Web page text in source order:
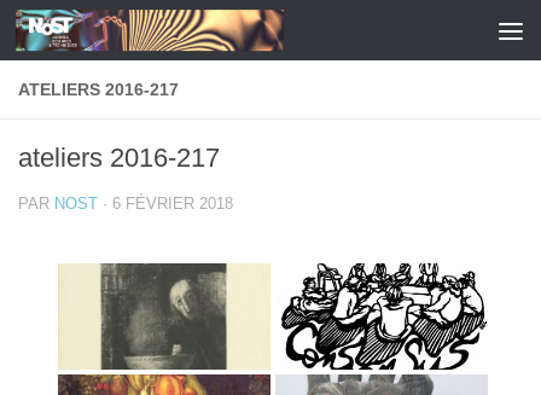
Skip to content
ATELIERS 2016-217
ateliers 2016-217
PAR NOST · 6 FÉVRIER 2018